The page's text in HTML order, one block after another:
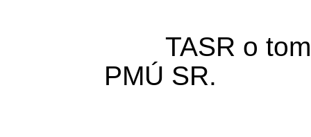
PMÚ SR.